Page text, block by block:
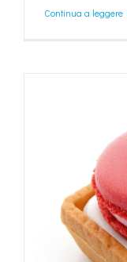
Continua a leggere